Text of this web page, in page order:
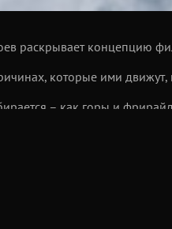
раскрывает концепцию
которые ими
– как горы и
лучшее сочетание